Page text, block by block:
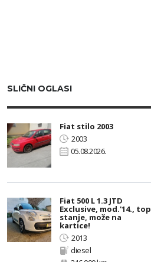
SLIČNI OGLASI
Fiat stilo 2003
2003
05.08.2026.
Fiat 500 L 1.3 JTD
Exclusive, mod.'14., top
stanje, može na
kartice!
2013
diesel